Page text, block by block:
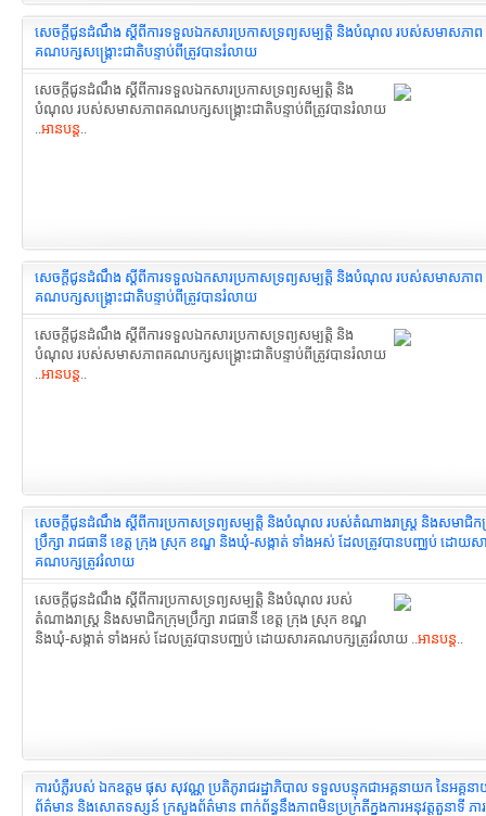
សេចក្តីជូនដំណឹង ស្ដីពីការទទួលឯកសារ​ប្រកាសទ្រព្យសម្បត្តិ និងបំណុល របស់សមាសភាព​
គណបក្សសង្រ្គោះជាតិ​បន្ទាប់ពីត្រូវបានរំលាយ
សេចក្តីជូនដំណឹង ស្ដីពីការទទួលឯកសារ​ប្រកាសទ្រព្យសម្បត្តិ និង
បំណុល របស់សមាសភាព​គណបក្សសង្រ្គោះជាតិ​បន្ទាប់ពីត្រូវបានរំលាយ
..អានបន្ត..
សេចក្តីជូនដំណឹង ស្ដីពីការទទួលឯកសា​រប្រកាសទ្រព្យសម្បត្តិ និងបំណុល របស់​សមាសភាព
គណបក្សសង្រ្គោះជាតិ​បន្ទាប់ពីត្រូវបានរំលាយ
សេចក្តីជូនដំណឹង ស្ដីពីការទទួលឯកសា​រប្រកាសទ្រព្យសម្បត្តិ និង
បំណុល របស់​សមាសភាពគណបក្សសង្រ្គោះជាតិ​បន្ទាប់ពីត្រូវបានរំលាយ
..អានបន្ត..
សេចក្តីជូនដំណឹង ស្តីពីការប្រកាសទ្រព្យសម្បត្តិ និងបំណុល របស់តំណាងរាស្រ្ត និងសមាជិក
ប្រឹក្សា រាជធានី ខេត្ត ក្រុង ស្រុក ខណ្ឌ និងឃុំ-សង្កាត់ ទាំងអស់ ដែលត្រូវបានបញ្ឈប់ ដោយស
គណបក្សត្រូវរំលាយ
សេចក្តីជូនដំណឹង ស្តីពីការប្រកាសទ្រព្យសម្បត្តិ និងបំណុល របស់
តំណាងរាស្រ្ត និងសមាជិកក្រុមប្រឹក្សា រាជធានី ខេត្ត ក្រុង ស្រុក ខណ្ឌ
និងឃុំ-សង្កាត់ ទាំងអស់ ដែលត្រូវបានបញ្ឈប់ ដោយសារគណបក្សត្រូវរំលាយ ..អានបន្ត..
ការបំភ្លឺរបស់ ឯកឧត្តម ផុស សុវណ្ណ ប្រតិភូរាជរដ្ឋាភិបាល ទទួលបន្ទុកជាអគ្គនាយក នៃអគ្គនា
ព័ត៌មាន និងសោតទស្សន៍ ក្រសួងព័ត៌មាន ពាក់ព័ន្ធនឹងភាពមិនប្រក្រតី​ក្នុងការអនុវត្តតួនាទី ភារ